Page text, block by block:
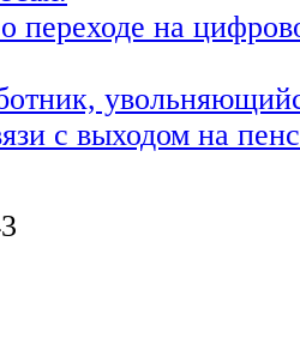
переходе на
с выходом на